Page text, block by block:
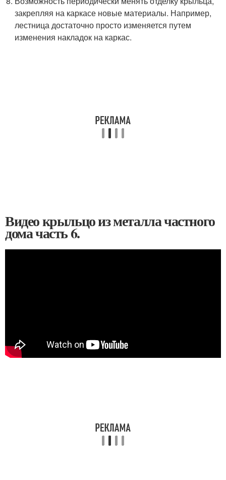
закрепляя на каркасе новые материалы. Например,
лестница достаточно просто изменяется путем
изменения накладок на каркас.
Видео крыльцо из металла частного
дома часть 6.